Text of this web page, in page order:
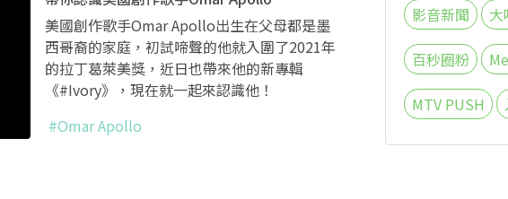
影音新聞 大
百秒圈粉
MTV PUSH
美國創作歌手Omar Apollo出生在父母都是墨
西哥裔的家庭，初試啼聲的他就入圍了2021年
的拉丁葛萊美獎，近日也帶來他的新專輯
《#Ivory》，現在就一起來認識他！
#Omar Apollo